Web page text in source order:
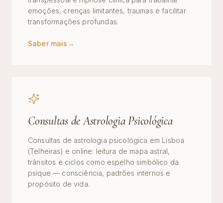
emoções, crenças limitantes, traumas e facilitar
transformações profundas.
Saber mais →
Consultas de Astrologia Psicológica
Consultas de astrologia psicológica em Lisboa
(Telheiras) e online: leitura de mapa astral,
trânsitos e ciclos como espelho simbólico da
psique — consciência, padrões internos e
propósito de vida.